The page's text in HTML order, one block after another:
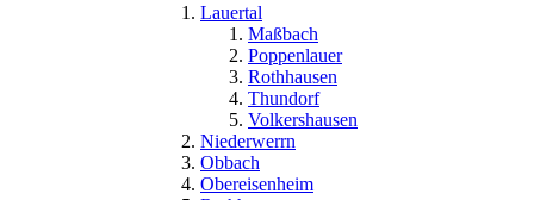
Lauertal
Maßbach
Poppenlauer
Rothhausen
Thundorf
Volkershausen
Niederwerrn
Obbach
Obereisenheim